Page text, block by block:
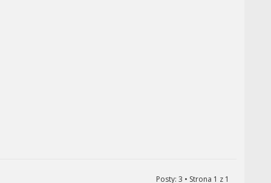
Posty: 3 • Strona 1 z 1